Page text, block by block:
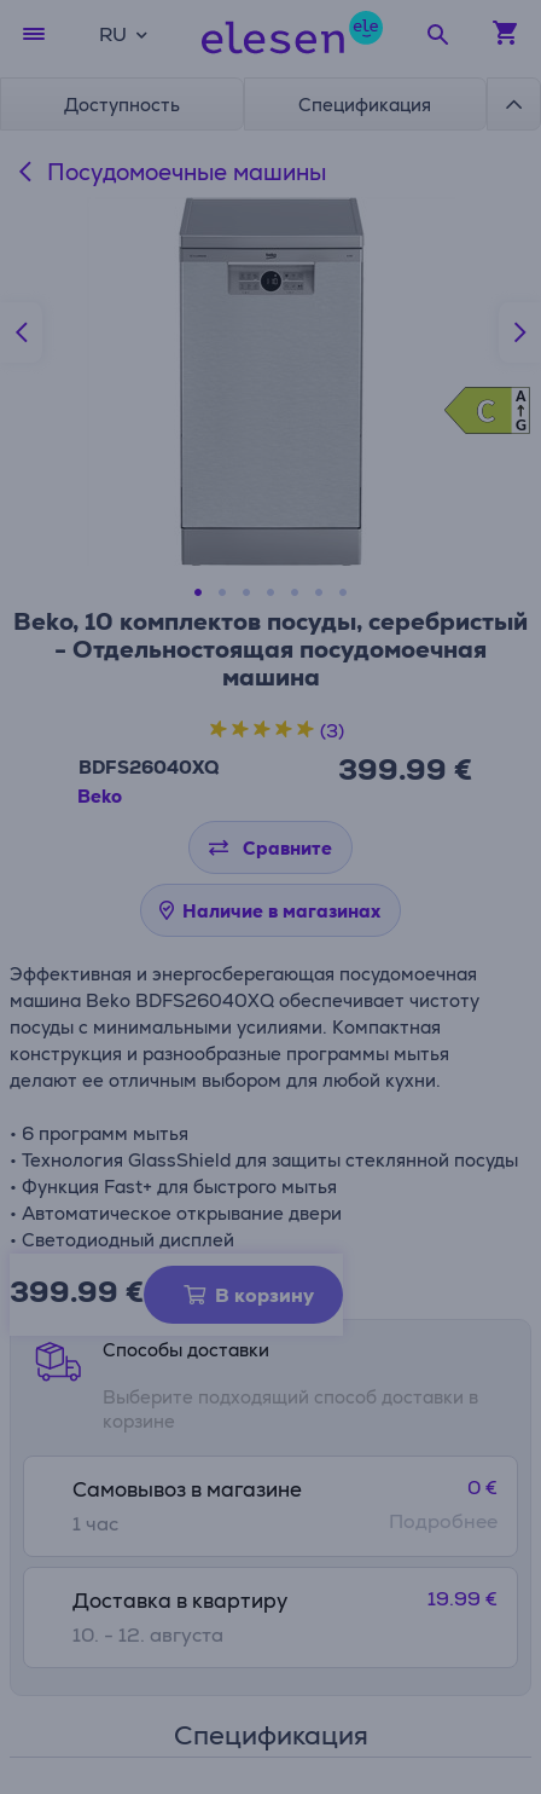
RU
Доступность Спецификация
Посудомоечные машины
Beko, 10 комплектов посуды, серебристый
- Отдельностоящая посудомоечная
машина
BDFS26040XQ
Beko
399.99 €
(3)
Сравните
Наличие в магазинах
Эффективная и энергосберегающая посудомоечная
машина Beko BDFS26040XQ обеспечивает чистоту
посуды с минимальными усилиями. Компактная
конструкция и разнообразные программы мытья
делают ее отличным выбором для любой кухни.
• 6 программ мытья
• Технология GlassShield для защиты стеклянной посуды
• Функция Fast+ для быстрого мытья
• Автоматическое открывание двери
• Светодиодный дисплей
399.99 € В корзину
Информационный лист
C
C
A
G
Способы доставки
Выберите подходящий способ доставки в
корзине
Самовывоз в магазине
1 час
0 €
Подробнее
Доставка в квартиру
10. - 12. августа
19.99 €
Спецификация